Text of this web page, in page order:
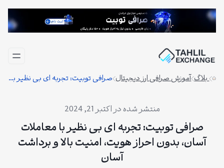
رفتن
بلاگ آموزش صرافی ارز دیجیتال صرافی توبیت: تجربه ای بی نظیر با معاملات آسان، بدون احراز هویت، امنیت بالا و برداشت آسان
اکتبر 21, 2024
صرافی توبیت: تجربه ای بی نظیر با معاملات
آسان، بدون احراز هویت، امنیت بالا و برداشت
آسان